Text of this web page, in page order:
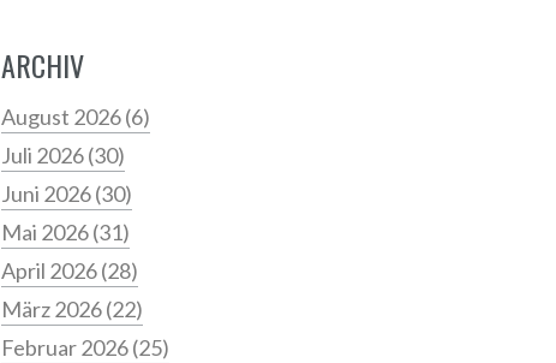
ARCHIV
August 2026(6)
Juli 2026(30)
Juni 2026(30)
Mai 2026(31)
April 2026(28)
März 2026(22)
Februar 2026(25)